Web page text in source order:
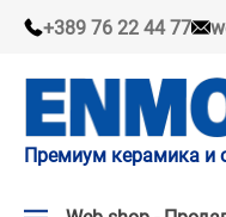
+389 76 22 44 77
Премиум керамика и